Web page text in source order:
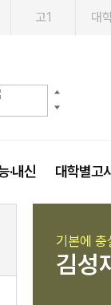
고1 대
·내신 대학별고
기본에
김성